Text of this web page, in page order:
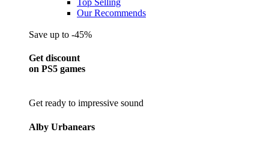
Our Recommends
Save up to -45%
Get discount
on PS5 games
Get ready to impressive sound
Alby Urbanears